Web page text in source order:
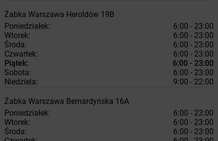
Żabka Warszawa Heroldów 19B
Poniedziałek:
6:00 - 23:00
Wtorek:
6:00 - 23:00
Środa:
6:00 - 23:00
Czwartek:
6:00 - 23:00
Piątek:
6:00 - 23:00
Sobota:
6:00 - 23:00
Niedziela:
9:00 - 22:00
Żabka Warszawa Bernardyńska 16A
Poniedziałek:
6:00 - 23:00
Wtorek:
6:00 - 23:00
Środa:
6:00 - 23:00